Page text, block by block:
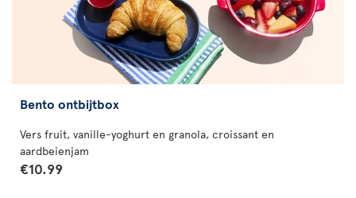
Bento ontbijtbox
Vers fruit, vanille-yoghurt en granola, croissant en
aardbeienjam
€10.99